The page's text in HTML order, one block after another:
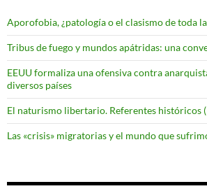
Aporofobia, ¿patología o el clasismo de toda
Tribus de fuego y mundos apátridas: una
EEUU formaliza una ofensiva contra
diversos países
El naturismo libertario. Referentes históricos
Las «crisis» migratorias y el mundo que